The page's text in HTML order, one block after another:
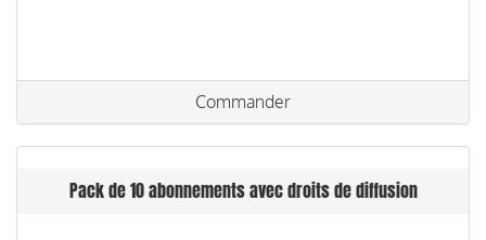
Commander
Pack de 10 abonnements avec droits de diffusion